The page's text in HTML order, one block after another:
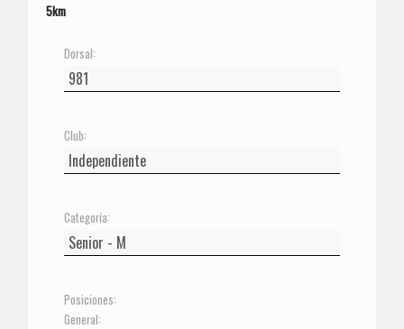
5km
Dorsal:
Club:
Categoría:
Posiciones:
General: